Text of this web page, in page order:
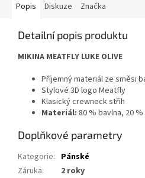
Popis Diskuze Značka
Detailní popis produktu
MIKINA MEATFLY LUKE OLIVE
Příjemný materiál ze směsi
Stylové 3D logo Meatfly
Klasický crewneck střih
Materiál: 80 % bavlna, 20
Doplňkové parametry
Kategorie: Pánské
Záruka:
2 roky